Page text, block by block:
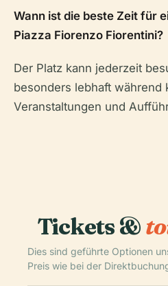
Wann ist die beste Zeit für
Piazza Fiorenzo Fiorentini?
Der Platz kann jederzeit
besonders lebhaft während
Veranstaltungen und
Tickets &
Dies sind geführte Optionen
Preis wie bei der